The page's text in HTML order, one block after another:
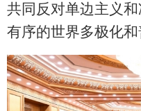
共同反对单边主义
有序的世界多极化和